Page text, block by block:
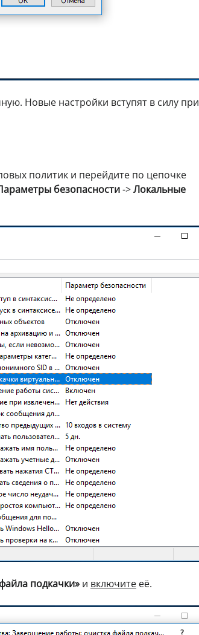
Новые настройки вступят в силу при
политик и перейдите по цепочке
безопасности->Локальные
подкачки» и включите её.